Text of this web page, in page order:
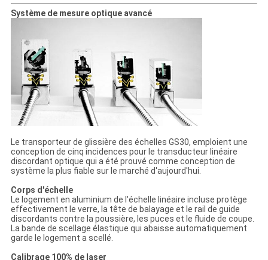
Système de mesure optique avancé
Le transporteur de glissière des échelles GS30, emploient une
conception de cinq incidences pour le transducteur linéaire
discordant optique qui a été prouvé comme conception de
système la plus fiable sur le marché d'aujourd'hui.
Corps d'échelle
Le logement en aluminium de l'échelle linéaire incluse protège
effectivement le verre, la tête de balayage et le rail de guide
discordants contre la poussière, les puces et le fluide de coupe.
La bande de scellage élastique qui abaisse automatiquement
garde le logement a scellé.
Calibrage 100% de laser